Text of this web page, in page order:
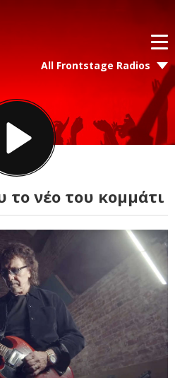
All Frontstage Radios
το νέο του κομμάτι